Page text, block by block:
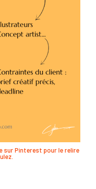
sur Pinterest pour le relire